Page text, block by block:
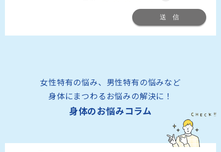
女性特有の悩み、男性特有の悩みなど
身体にまつわるお悩みの解決に！
身体のお悩みコラム